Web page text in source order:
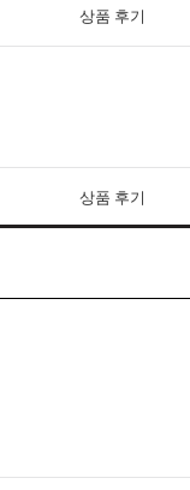
상품 후기
상품 후기